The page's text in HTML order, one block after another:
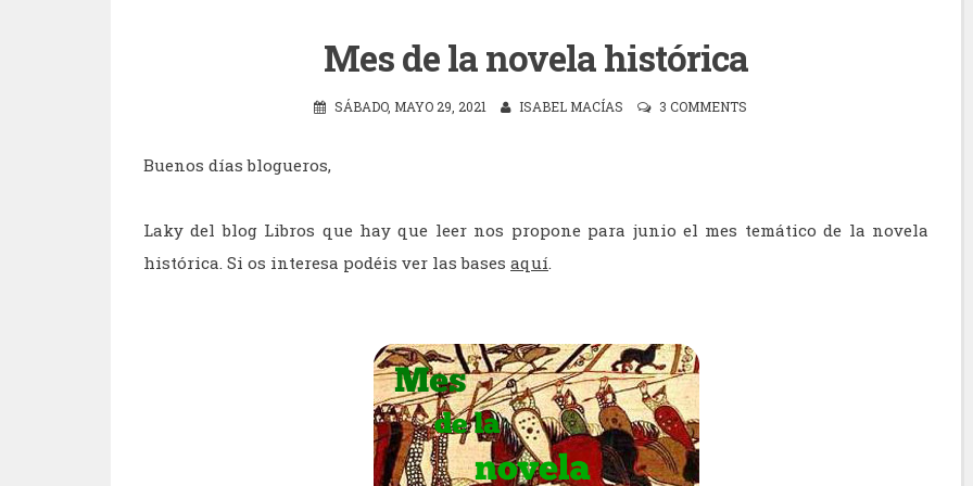
Mes de la novela histórica
SÁBADO, MAYO 29, 2021 ISABEL MACÍAS 3 COMMENTS
Buenos días blogueros,
Laky del blog Libros que hay que leer nos propone para junio el mes temático de la novela
histórica. Si os interesa podéis ver las bases aquí.